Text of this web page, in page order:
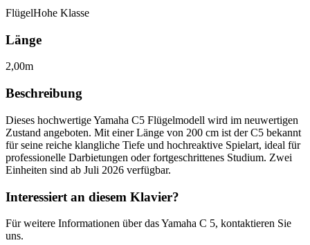
FlügelHohe Klasse
Länge
2,00m
Beschreibung
Dieses hochwertige Yamaha C5 Flügelmodell wird im neuwertigen
Zustand angeboten. Mit einer Länge von 200 cm ist der C5 bekannt
für seine reiche klangliche Tiefe und hochreaktive Spielart, ideal für
professionelle Darbietungen oder fortgeschrittenes Studium. Zwei
Einheiten sind ab Juli 2026 verfügbar.
Interessiert an diesem Klavier?
Für weitere Informationen über das Yamaha C 5, kontaktieren Sie
uns.